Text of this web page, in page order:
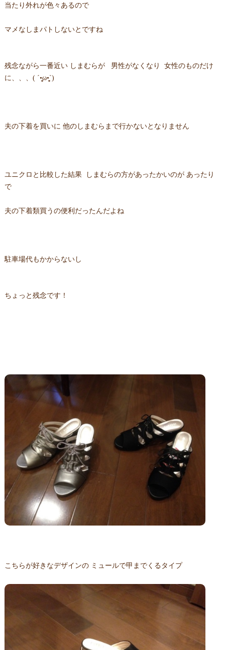
当たり外れが色々あるので
マメなしまパトしないとですね
残念ながら一番近い しまむらが 男性がなくなり 女性のものだけ
に、、、( ´•̥̥̥ω•̥̥̥`)
夫の下着を買いに 他のしまむらまで行かないとなりません
ユニクロと比較した結果 しまむらの方があったかいのが あったり
で
夫の下着類買うの便利だったんだよね
駐車場代もかからないし
ちょっと残念です！
こちらが好きなデザインの ミュールで甲までくるタイプ